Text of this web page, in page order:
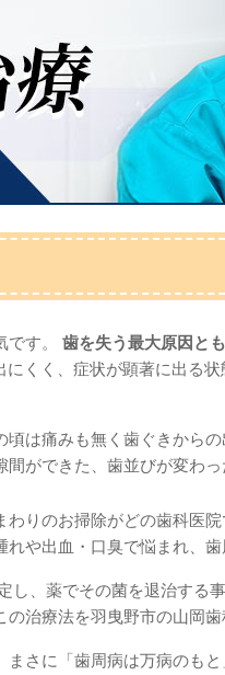
です。 歯を失う最大原因と
くく、症状が顕著に出る
は痛みも無く歯ぐきから
ができた、歯並びが変わっ
りのお掃除がどの歯科医
や出血・口臭で悩まれ、
、薬でその菌を退治す
の治療法を羽曳野市の山岡
さに「歯周病は万病のも